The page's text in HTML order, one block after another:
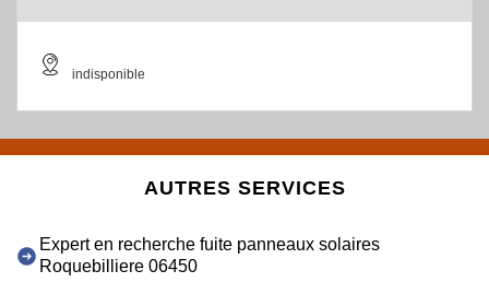
indisponible
AUTRES SERVICES
Expert en recherche fuite panneaux solaires
Roquebilliere 06450